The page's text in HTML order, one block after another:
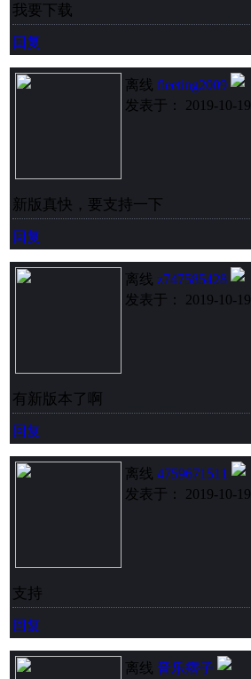
我要下载
回复
离线 fleeting2009
发表于： 2019-10-19
新版真快，要支持一下
回复
离线 z747585428
发表于： 2019-10-19
有新版本了啊
回复
离线 4759671511
发表于： 2019-10-19
支持
回复
离线 音乐痞子